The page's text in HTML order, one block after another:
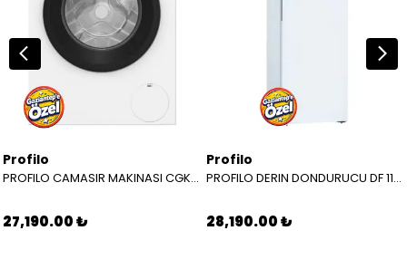
Profilo
PROFILO CAMASIR MAKINASI CGK 242 Z 0 TR
27,190.00 ₺
Profilo
PROFILO DERIN DONDURUCU DF 1136 WEVV
28,190.00 ₺